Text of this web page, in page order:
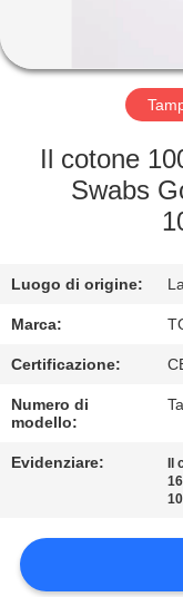
GIRO
FABBRICA
QUALITÀ
RICHIEDA
UNA
CITAZIONE
MAPPA
Il cotone
Swabs
Luogo di origine:
Marca:
Certificazione:
Numero di
modello:
Evidenziare: